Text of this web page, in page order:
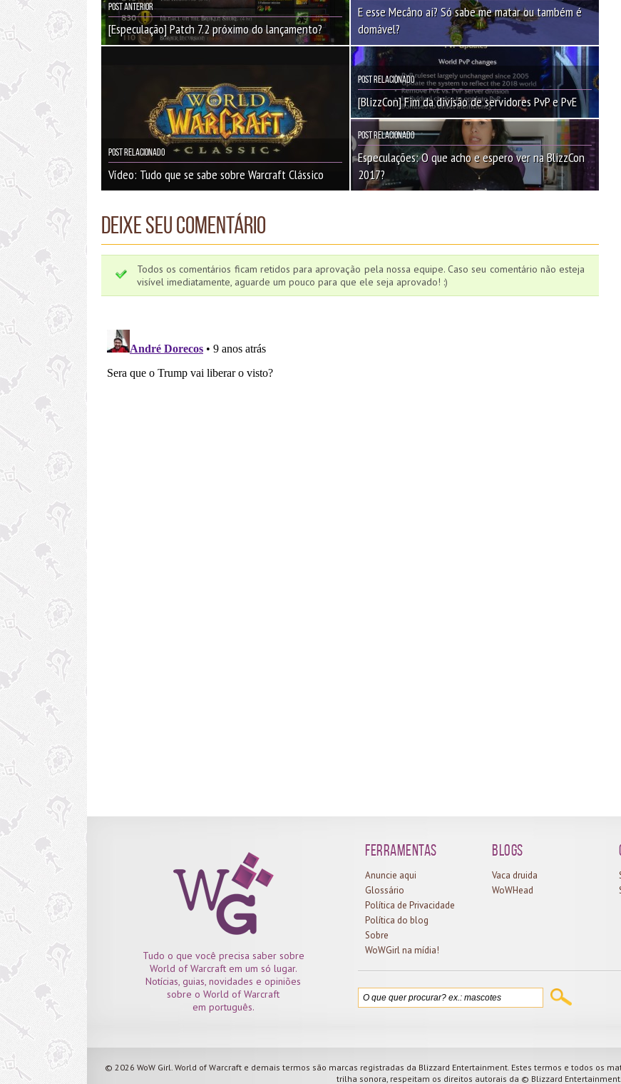
Post Anterior
[Especulação] Patch 7.2 próximo do lançamento?
E esse Mecâno ai? Só sabe me matar ou também é
domável?
Post Relacionado
Vídeo: Tudo que se sabe sobre Warcraft Clássico
Post Relacionado
[BlizzCon] Fim da divisão de servidores PvP e PvE
Post Relacionado
Especulações: O que acho e espero ver na BlizzCon
2017?
Deixe seu comentário
Todos os comentários ficam retidos para aprovação pela nossa equipe. Caso seu comentário não esteja
visível imediatamente, aguarde um pouco para que ele seja aprovado! :)
Tudo o que você precisa saber sobre
World of Warcraft em um só lugar.
Notícias, guias, novidades e opiniões
sobre o World of Warcraft
em português.
Ferramentas
Anuncie aqui
Glossário
Política de Privacidade
Política do blog
Sobre
WoWGirl na mídia!
Blogs
Vaca druida
WoWHead
© 2026 WoW Girl. World of Warcraft e demais termos são marcas registradas da Blizzard Entertainment. Estes termos e todos os
trilha sonora, respeitam os direitos autorais da © Blizzard Entertainment.